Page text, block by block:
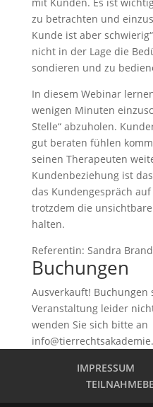
zu betrachten und
Kunde ist aber
nicht in der Lage die
sondieren und zu
In diesem Webinar
wenigen Minuten
Stelle“ abzuholen.
gut beraten fühlen
seinen Therapeuten
Kundenbeziehung ist
das Kundengespräch
trotzdem die
halten.
Referentin: Sandra
Buchungen
Ausverkauft! Buchungen
Veranstaltung leider
wenden Sie sich bitte an
IMPRESSUM